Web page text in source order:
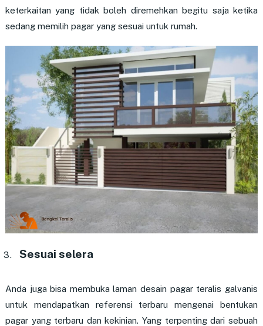
keterkaitan yang tidak boleh diremehkan begitu saja ketika
sedang memilih pagar yang sesuai untuk rumah.
Sesuai selera
Anda juga bisa membuka laman desain pagar teralis galvanis
untuk mendapatkan referensi terbaru mengenai bentukan
pagar yang terbaru dan kekinian. Yang terpenting dari sebuah